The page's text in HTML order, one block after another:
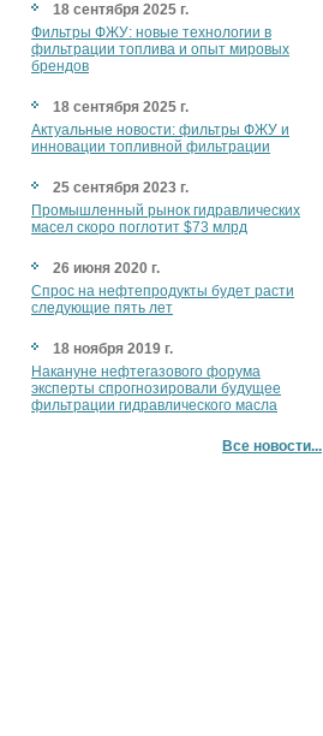
18 сентября 2025 г.
Фильтры ФЖУ: новые технологии в
фильтрации топлива и опыт мировых
брендов
18 сентября 2025 г.
Актуальные новости: фильтры ФЖУ и
инновации топливной фильтрации
25 сентября 2023 г.
Промышленный рынок гидравлических
масел скоро поглотит $73 млрд
26 июня 2020 г.
Спрос на нефтепродукты будет расти
следующие пять лет
18 ноября 2019 г.
Накануне нефтегазового форума
эксперты спрогнозировали будущее
фильтрации гидравлического масла
Все новости...